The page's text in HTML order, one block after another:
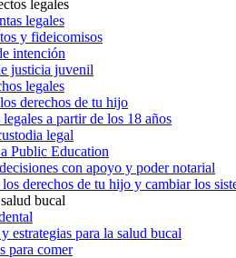
legales
legales
y fideicomisos
intención
justicia juvenil
legales
derechos de tu hijo
a partir de los 18 años
legal
Public Education
con apoyo y poder notarial
derechos de tu hijo y cambiar los
bucal
estrategias para la salud bucal
para comer